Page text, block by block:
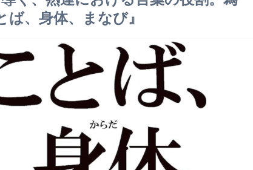
、身体、まなび』